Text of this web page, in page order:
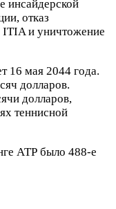
инсайдерской
отказ
ITIA и уничтожение
16 мая 2044 года.
долларов.
долларов,
теннисной
АТР было 488‑е